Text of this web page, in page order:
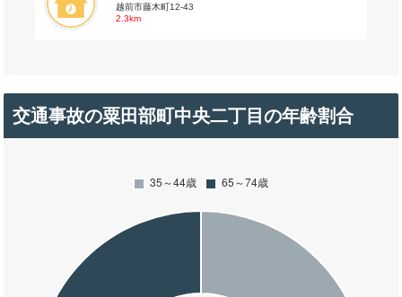
越前市藤木町12-43
2.3km
交通事故の粟田部町中央二丁目の年齢割合